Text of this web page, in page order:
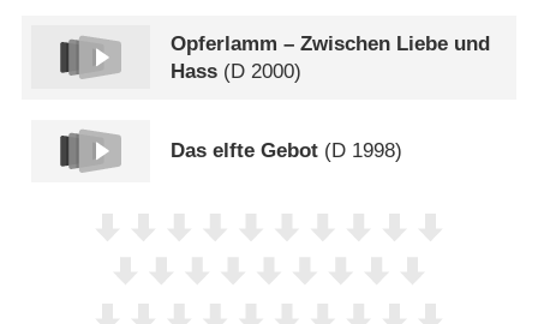
Opferlamm – Zwischen Liebe und
Hass (D 2000)
Das elfte Gebot (D 1998)